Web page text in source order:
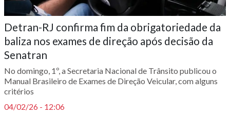
Detran-RJ confirma fim da obrigatoriedade da
baliza nos exames de direção após decisão da
Senatran
No domingo, 1º, a Secretaria Nacional de Trânsito publicou o
Manual Brasileiro de Exames de Direção Veicular, com alguns
critérios
04/02/26 - 12:06